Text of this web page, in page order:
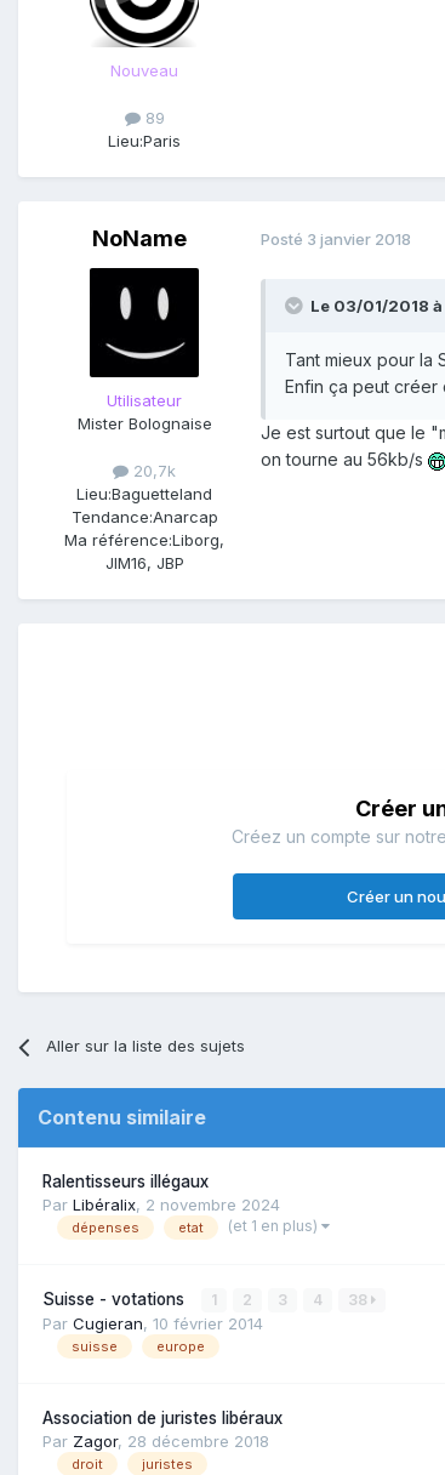
Nouveau
89
Lieu:Paris
NoName
Utilisateur
Mister Bolognaise
20,7k
Lieu:Baguetteland
Tendance:Anarcap
Ma référence:Liborg,
JIM16, JBP
Posté 3 janvier 2018
Le 03/01/2018 à
Tant mieux pour la
Enfin ça peut créer
Je est surtout que le
on tourne au 56kb/s
Créer
Créez un compte sur
Créer un
Aller sur la liste des sujets
Contenu similaire
Ralentisseurs illégaux
Par Libéralix, 2 novembre 2024
dépenses etat (et 1 en plus)
Suisse - votations 1 2 3 4 38
Par Cugieran, 10 février 2014
suisse europe
Association de juristes libéraux
Par Zagor, 28 décembre 2018
droit juristes